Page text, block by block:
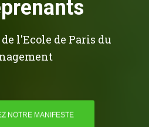
l'Ecole de Paris du
NOTRE MANIFESTE